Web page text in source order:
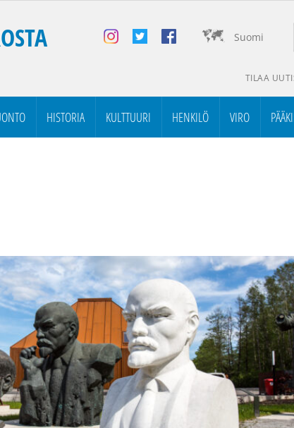
Suomi
TILAA
HISTORIA KULTTUURI HENKILÖ VIRO